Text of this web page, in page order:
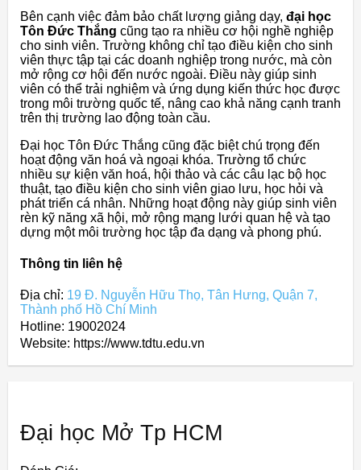
Bên cạnh việc đảm bảo chất lượng giảng dạy, đại học
Tôn Đức Thắng cũng tạo ra nhiều cơ hội nghề nghiệp
cho sinh viên. Trường không chỉ tạo điều kiện cho sinh
viên thực tập tại các doanh nghiệp trong nước, mà còn
mở rộng cơ hội đến nước ngoài. Điều này giúp sinh
viên có thể trải nghiệm và ứng dụng kiến thức học được
trong môi trường quốc tế, nâng cao khả năng cạnh tranh
trên thị trường lao động toàn cầu.
Đại học Tôn Đức Thắng cũng đặc biệt chú trọng đến
hoạt động văn hoá và ngoại khóa. Trường tổ chức
nhiều sự kiện văn hoá, hội thảo và các câu lạc bộ học
thuật, tạo điều kiện cho sinh viên giao lưu, học hỏi và
phát triển cá nhân. Những hoạt động này giúp sinh viên
rèn kỹ năng xã hội, mở rộng mạng lưới quan hệ và tạo
dựng một môi trường học tập đa dạng và phong phú.
Thông tin liên hệ
Địa chỉ: 19 Đ. Nguyễn Hữu Thọ, Tân Hưng, Quận 7,
Thành phố Hồ Chí Minh
Hotline: 19002024
Website: https://www.tdtu.edu.vn
Đại học Mở Tp HCM